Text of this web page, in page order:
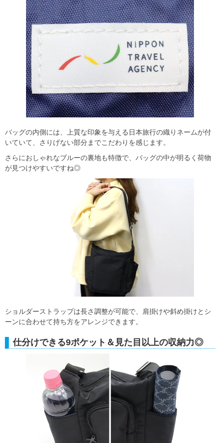
バッグの内側には、上質な印象を与える日本旅行の織りネームが付
いていて、さりげない部分までこだわりを感じます。
さらにおしゃれなブルーの裏地も特徴で、バッグの中が明るく荷物
が見つけやすいですね◎
ショルダーストラップは長さ調整が可能で、肩掛けや斜め掛けとシ
ーンに合わせて持ち方をアレンジできます。
仕分けできる9ポケット＆見た目以上の収納力◎